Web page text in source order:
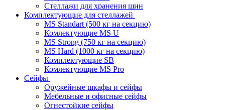
Стеллажи для хранения шин
Комплектующие для стеллажей
MS Standart (500 кг на секцию)
Комлектующие MS U
MS Strong (750 кг на секцию)
MS Hard (1000 кг на секцию)
Комплектующие SB
Комлектующие MS Pro
Сейфы
Оружейные шкафы и сейфы
Мебельные и офисные сейфы
Огнестойкие сейфы